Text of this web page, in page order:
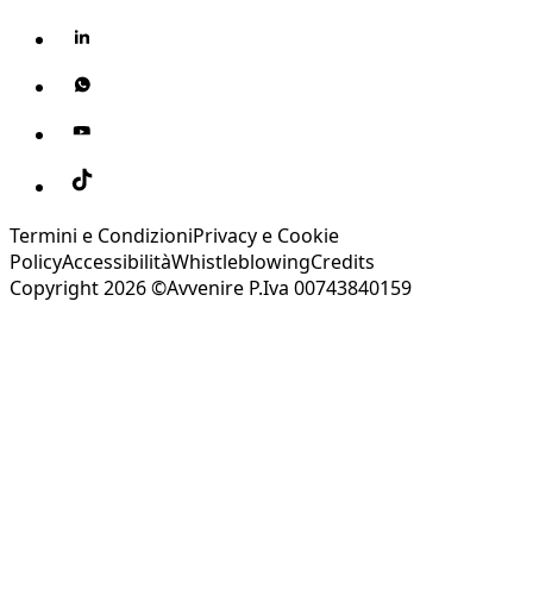
Termini e CondizioniPrivacy e Cookie
PolicyAccessibilitàWhistleblowingCredits
Copyright 2026 ©Avvenire P.Iva 00743840159